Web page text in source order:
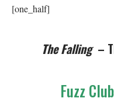
[one_half]
The Falling –
Fuzz Club